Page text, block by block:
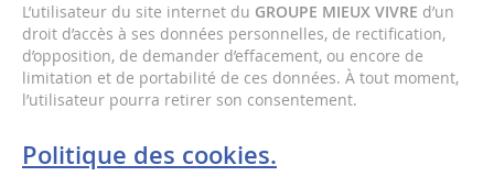
L’utilisateur du site internet du GROUPE MIEUX VIVRE d’un
droit d’accès à ses données personnelles, de rectification,
d’opposition, de demander d’effacement, ou encore de
limitation et de portabilité de ces données. À tout moment,
l’utilisateur pourra retirer son consentement.
Politique des cookies.